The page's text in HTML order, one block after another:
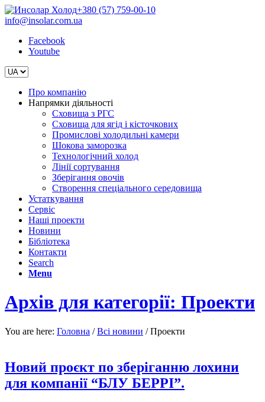
+380 (57) 759-00-10
info@insolar.com.ua
Facebook
Youtube
Про компанію
Напрямки діяльності
Сховища з РГС
Сховища для ягід і кісточкових
Промислові холодильні камери
Шокова заморозка
Технологічний холод
Лінії сортування
Зберігання овочів
Створення спеціального середовища
Устаткування
Сервіс
Наші проекти
Новини
Бібліотека
Контакти
Search
Menu
Архів для категорії: Проекти
You are here: Головна / Всі новини / Проекти
Новий проєкт по зберіганню лохини
для компанії “БЛУ БЕРРІ”.